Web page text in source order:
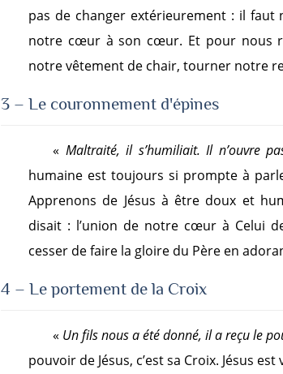
pas de changer extérieurement : il faut
notre cœur à son cœur. Et pour nous
notre vêtement de chair, tourner notre
3 – Le couronnement d'épines
« Maltraité, il s’humiliait. Il n’ouvre
humaine est toujours si prompte à
Apprenons de Jésus à être doux et
disait : l’union de notre cœur à Celui
cesser de faire la gloire du Père en
4 – Le portement de la Croix
« Un fils nous a été donné, il a reçu le
pouvoir de Jésus, c’est sa Croix. Jésus